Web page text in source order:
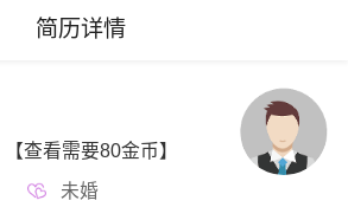
简历详情
【查看需要80金币】
未婚